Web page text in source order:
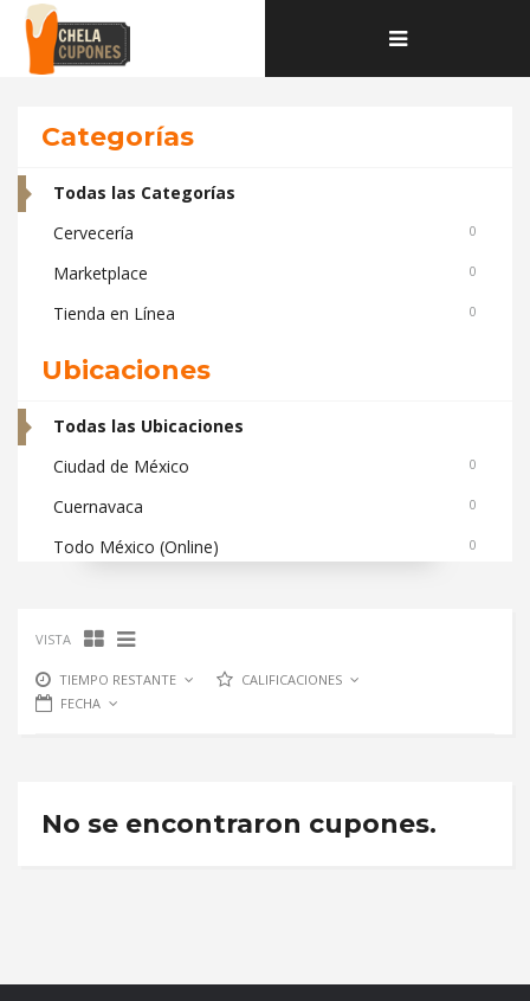
Toggle
navigation
Home Deals and coupons
Categorías
Todas las Categorías
Cervecería
0
Marketplace 0
Tienda en Línea 0
Ubicaciones
Todas las Ubicaciones
Ciudad de México
0
Cuernavaca 0
Todo México (Online) 0
VISTA
TIEMPO RESTANTE
CALIFICACIONES
FECHA
No se encontraron cupones.